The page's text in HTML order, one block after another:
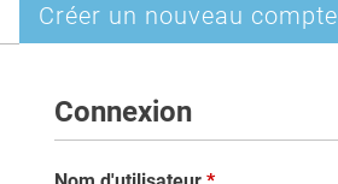
Créer un nouveau compte
Connexion